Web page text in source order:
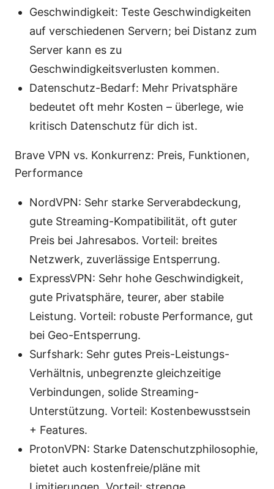
Geschwindigkeit: Teste Geschwindigkeiten
auf verschiedenen Servern; bei Distanz zum
Server kann es zu
Geschwindigkeitsverlusten kommen.
Datenschutz-Bedarf: Mehr Privatsphäre
bedeutet oft mehr Kosten – überlege, wie
kritisch Datenschutz für dich ist.
Brave VPN vs. Konkurrenz: Preis, Funktionen,
Performance
NordVPN: Sehr starke Serverabdeckung,
gute Streaming-Kompatibilität, oft guter
Preis bei Jahresabos. Vorteil: breites
Netzwerk, zuverlässige Entsperrung.
ExpressVPN: Sehr hohe Geschwindigkeit,
gute Privatsphäre, teurer, aber stabile
Leistung. Vorteil: robuste Performance, gut
bei Geo-Entsperrung.
Surfshark: Sehr gutes Preis-Leistungs-
Verhältnis, unbegrenzte gleichzeitige
Verbindungen, solide Streaming-
Unterstützung. Vorteil: Kostenbewusstsein
+ Features.
ProtonVPN: Starke Datenschutzphilosophie,
bietet auch kostenfreie/pläne mit